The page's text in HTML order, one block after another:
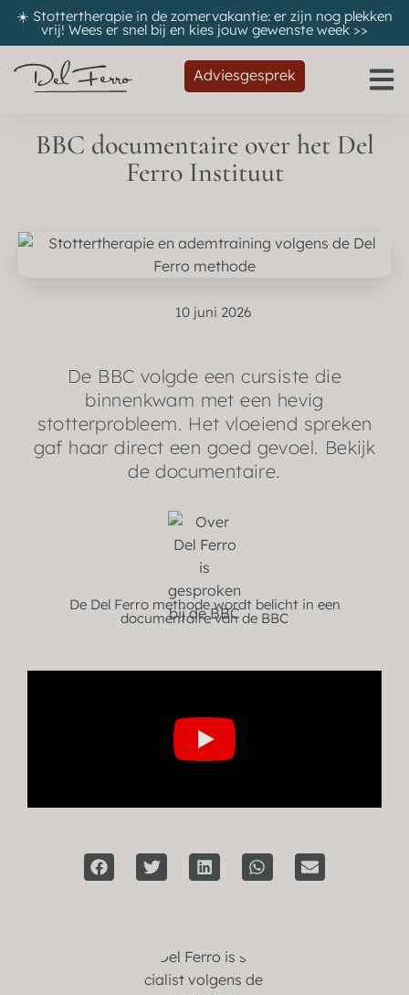
☀️ Stottertherapie in de zomervakantie: er zijn nog plekken
vrij! Wees er snel bij en kies jouw gewenste week >>
Adviesgesprek
BBC documentaire over het Del
Ferro Instituut
10 juni 2026
De BBC volgde een cursiste die
binnenkwam met een hevig
stotterprobleem. Het vloeiend spreken
gaf haar direct een goed gevoel. Bekijk
de documentaire.
De Del Ferro methode wordt belicht in een
documentaire van de BBC